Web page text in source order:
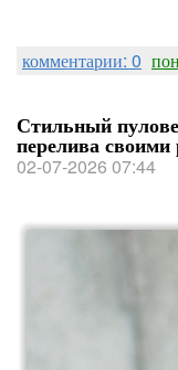
комментарии: 0
Стильный
перелива
02-07-2026 07:44